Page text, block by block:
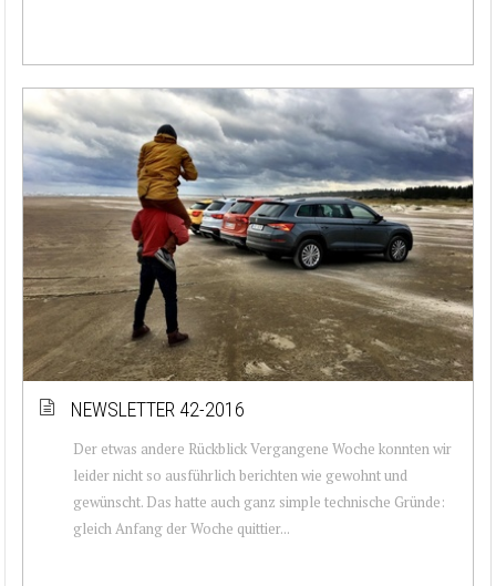
NEWSLETTER 42-2016
Der etwas andere Rückblick Vergangene Woche konnten wir
leider nicht so ausführlich berichten wie gewohnt und
gewünscht. Das hatte auch ganz simple technische Gründe:
gleich Anfang der Woche quittier...